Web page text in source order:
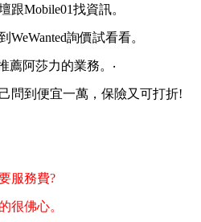
跟Mobile01找資訊。
詢價試看看。
薦阿莎力的業務。‧
問到便宜一萬，保險又可打折!
服務費?
很佛心。